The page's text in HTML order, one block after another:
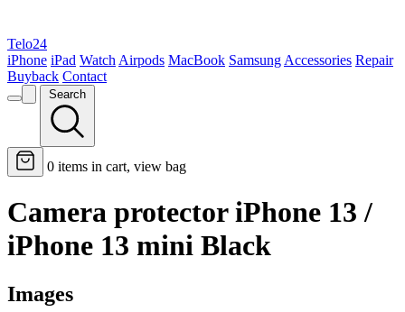
Telo24
iPhone iPad Watch Airpods MacBook Samsung Accessories Repair
Buyback Contact
Search
0 items in cart, view bag
Camera protector iPhone 13 /
iPhone 13 mini Black
Images